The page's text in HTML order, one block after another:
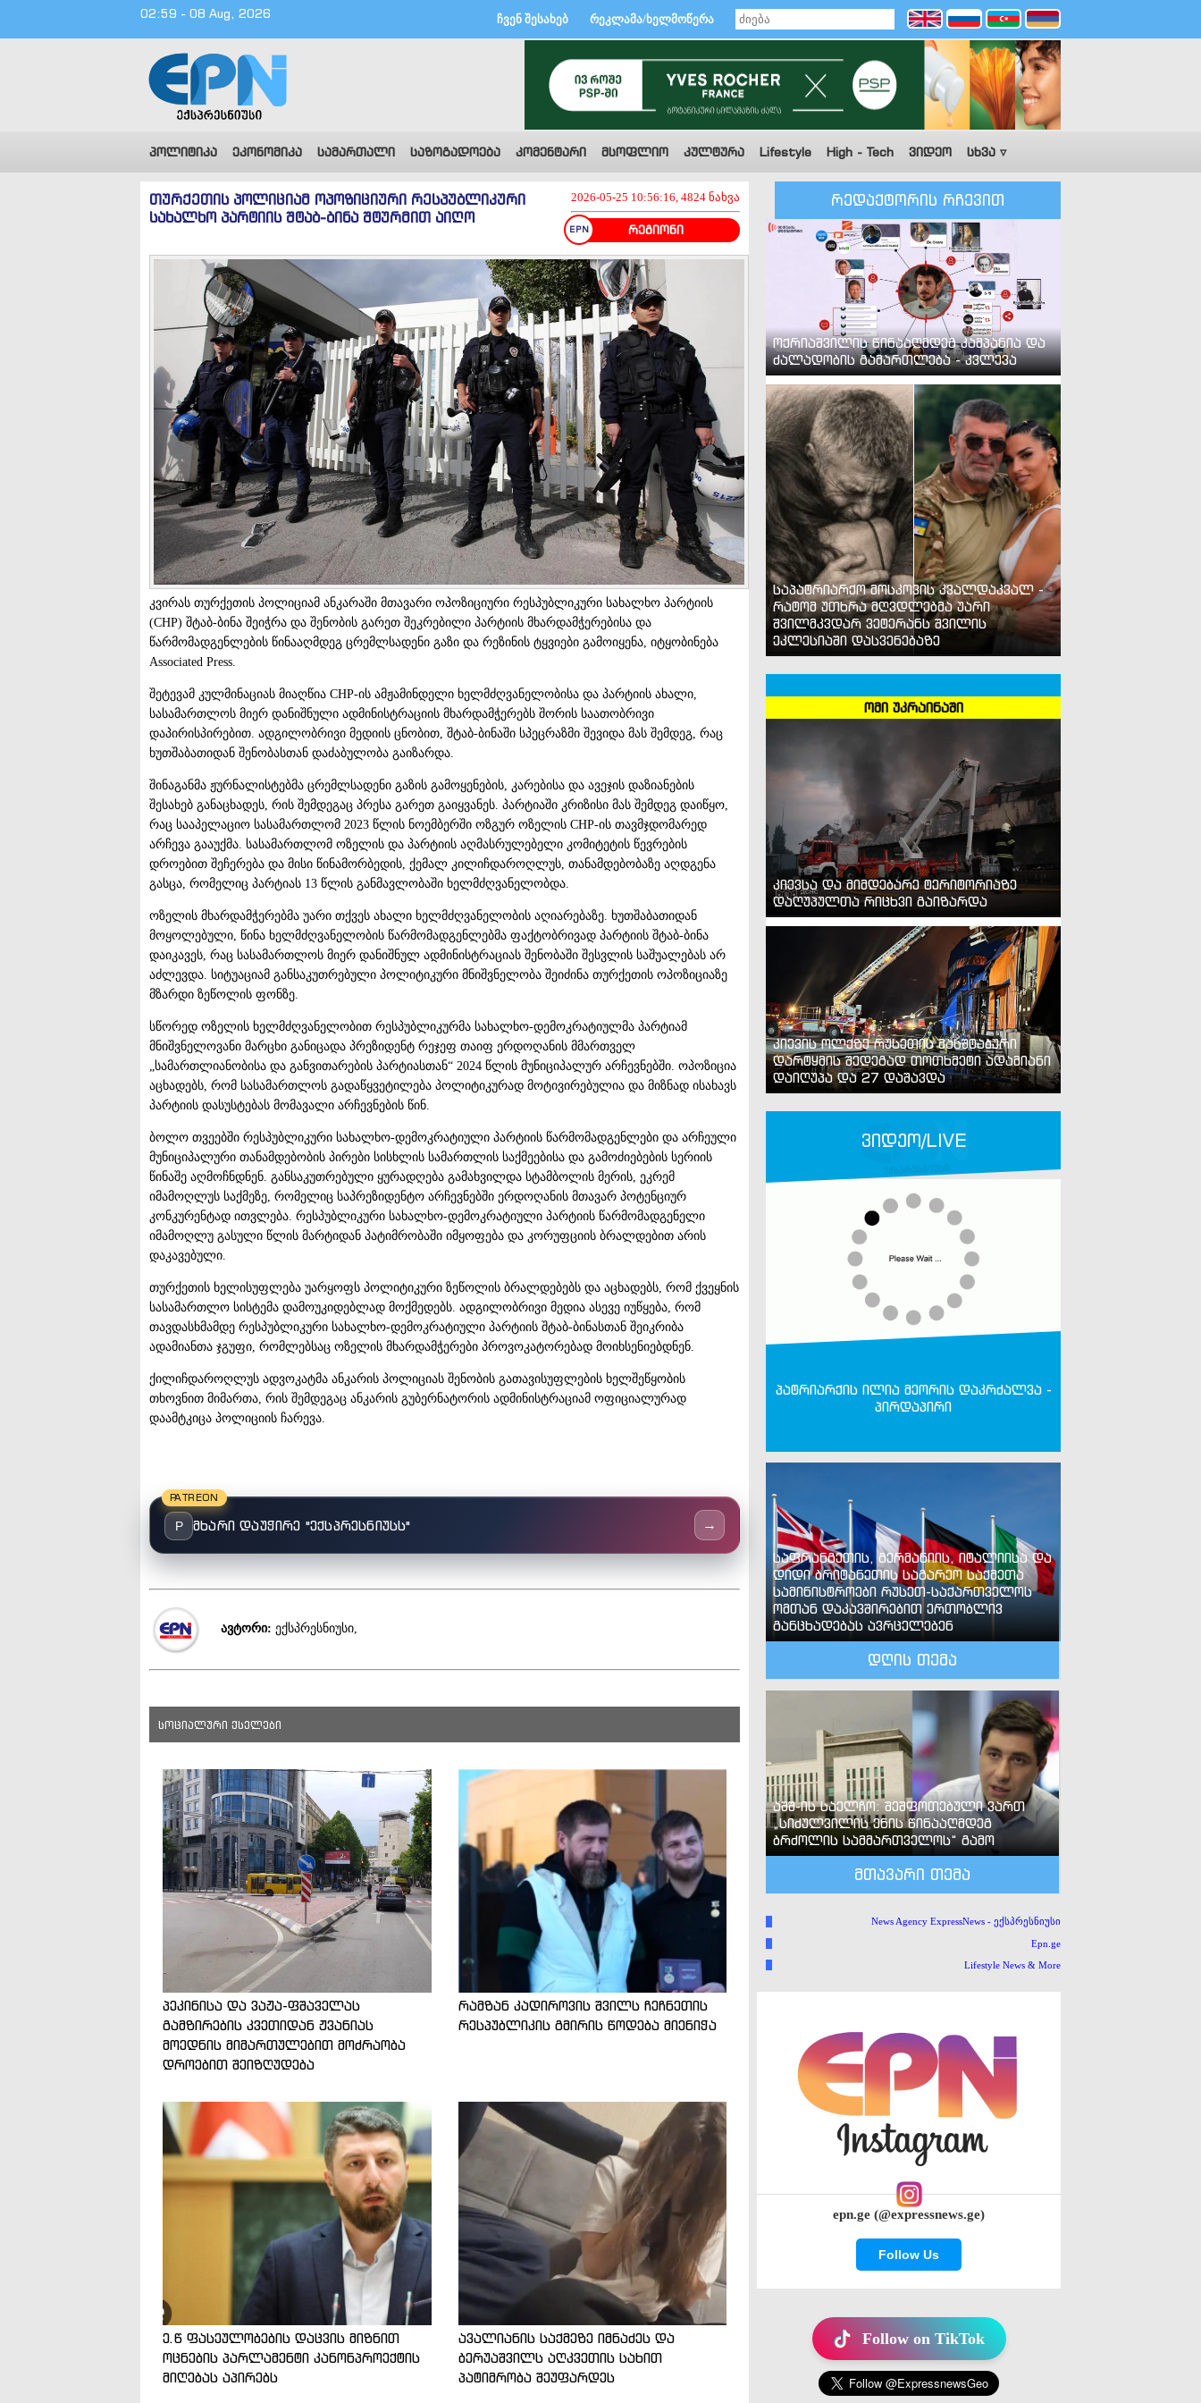
02:59 - 08 Aug, 2026 ჩვენ შესახებ რეკლამა/ხელმოწერა
პოლიტიკა ეკონომიკა სამართალი საზოგადოება კომენტარი მსოფლიო კულტურა Lifestyle High - Tech ვიდეო სხვა ▿
2026-05-25 10:56:16, 4824 ნახვა
რეგიონი
თურქეთის პოლიციამ ოპოზიციური რესპუბლიკური
სახალხო პარტიის შტაბ-ბინა შტურმით აიღო
კვირას თურქეთის პოლიციამ ანკარაში მთავარი ოპოზიციური რესპუბლიკური სახალხო პარტიის
(CHP) შტაბ-ბინა შეიჭრა და შენობის გარეთ შეკრებილი პარტიის მხარდამჭერებისა და
წარმომადგენლების წინააღმდეგ ცრემლსადენი გაზი და რეზინის ტყვიები გამოიყენა, იტყობინება
Associated Press.
შეტევამ კულმინაციას მიაღწია CHP-ის ამჟამინდელი ხელმძღვანელობისა და პარტიის ახალი,
სასამართლოს მიერ დანიშნული ადმინისტრაციის მხარდამჭერებს შორის საათობრივი
დაპირისპირებით. ადგილობრივი მედიის ცნობით, შტაბ-ბინაში სპეცრაზმი შევიდა მას შემდეგ, რაც
ხუთშაბათიდან შენობასთან დაძაბულობა გაიზარდა.
შინაგანმა ჟურნალისტებმა ცრემლსადენი გაზის გამოყენების, კარებისა და ავეჯის დაზიანების
შესახებ განაცხადეს, რის შემდეგაც პრესა გარეთ გაიყვანეს. პარტიაში კრიზისი მას შემდეგ დაიწყო,
რაც სააპელაციო სასამართლომ 2023 წლის ნოემბერში ოზგურ ოზელის CHP-ის თავმჯდომარედ
არჩევა გააუქმა. სასამართლომ ოზელის და პარტიის აღმასრულებელი კომიტეტის წევრების
დროებით შეჩერება და მისი წინამორბედის, ქემალ კილიჩდაროღლუს, თანამდებობაზე აღდგენა
გასცა, რომელიც პარტიას 13 წლის განმავლობაში ხელმძღვანელობდა.
ოზელის მხარდამჭერებმა უარი თქვეს ახალი ხელმძღვანელობის აღიარებაზე. ხუთშაბათიდან
მოყოლებული, წინა ხელმძღვანელობის წარმომადგენლებმა ფაქტობრივად პარტიის შტაბ-ბინა
დაიკავეს, რაც სასამართლოს მიერ დანიშნულ ადმინისტრაციას შენობაში შესვლის საშუალებას არ
აძლევდა. სიტუაციამ განსაკუთრებული პოლიტიკური მნიშვნელობა შეიძინა თურქეთის ოპოზიციაზე
მზარდი ზეწოლის ფონზე.
სწორედ ოზელის ხელმძღვანელობით რესპუბლიკურმა სახალხო-დემოკრატიულმა პარტიამ
მნიშვნელოვანი მარცხი განიცადა პრეზიდენტ რეჯეფ თაიფ ერდოღანის მმართველ
„სამართლიანობისა და განვითარების პარტიასთან“ 2024 წლის მუნიციპალურ არჩევნებში. ოპოზიცია
აცხადებს, რომ სასამართლოს გადაწყვეტილება პოლიტიკურად მოტივირებულია და მიზნად ისახავს
პარტიის დასუსტებას მომავალი არჩევნების წინ.
ბოლო თვეებში რესპუბლიკური სახალხო-დემოკრატიული პარტიის წარმომადგენლები და არჩეული
მუნიციპალური თანამდებობის პირები სისხლის სამართლის საქმეებისა და გამოძიებების სერიის
წინაშე აღმოჩნდნენ. განსაკუთრებული ყურადღება გამახვილდა სტამბოლის მერის, ეკრემ
იმამოღლუს საქმეზე, რომელიც საპრეზიდენტო არჩევნებში ერდოღანის მთავარ პოტენციურ
კონკურენტად ითვლება. რესპუბლიკური სახალხო-დემოკრატიული პარტიის წარმომადგენელი
იმამოღლუ გასული წლის მარტიდან პატიმრობაში იმყოფება და კორუფციის ბრალდებით არის
დაკავებული.
თურქეთის ხელისუფლება უარყოფს პოლიტიკური ზეწოლის ბრალდებებს და აცხადებს, რომ ქვეყნის
სასამართლო სისტემა დამოუკიდებლად მოქმედებს. ადგილობრივი მედია ასევე იუწყება, რომ
თავდასხმამდე რესპუბლიკური სახალხო-დემოკრატიული პარტიის შტაბ-ბინასთან შეიკრიბა
ადამიანთა ჯგუფი, რომლებსაც ოზელის მხარდამჭერები პროვოკატორებად მოიხსენიებდნენ.
ქილიჩდაროღლუს ადვოკატმა ანკარის პოლიციას შენობის გათავისუფლების ხელშეწყობის
თხოვნით მიმართა, რის შემდეგაც ანკარის გუბერნატორის ადმინისტრაციამ ოფიციალურად
დაამტკიცა პოლიციის ჩარევა.
PATREON
P მხარი დაუჭირე "ექსპრესნიუსს" →
ავტორი: ექსპრესნიუსი,
სოციალური ქსელები
პეკინისა და ვაჟა-ფშაველას
გამზირების კვეთიდან ჟვანიას
მოედნის მიმართულებით მოძრაობა
დროებით შეიზღუდება
რამზან კადიროვის შვილს ჩეჩნეთის
რესპუბლიკის გმირის წოდება მიენიჭა
ე.წ ფასეულობების დაცვის მიზნით
ოცნების პარლამენტი კანონპროექტის
მიღებას აპირებს
ავალიანის საქმეზე იმნაძეს და
ბერუაშვილს აღკვეთის სახით
პატიმრობა შეუფარდეს
რედაქტორის რჩევით
ოქრიაშვილის წინააღმდეგ კამპანია და
ძალადობის გამართლება - კვლევა
საპატრიარქო მოსკოვის კვალდაკვალ -
რატომ უთხრა მღვდლებმა უარი
შვილმკვდარ ვეტერანს შვილის
ეკლესიაში დასვენებაზე
ომი უკრაინაში
კიევსა და მიმდებარე ტერიტორიაზე
დაღუპულთა რიცხვი გაიზარდა
კიევის ოლქზე რუსეთის მასშტაბური
დარტყმის შედეგად თოთხმეტი ადამიანი
დაიღუპა და 27 დაშავდა
ვიდეო/LIVE
პატრიარქის ილია მეორის დაკრძალვა -
პირდაპირი
საფრანგეთის, გერმანიის, იტალიისა და
დიდი ბრიტანეთის საგარეო საქმეთა
სამინისტროები რუსეთ-საქართველოს
ომთან დაკავშირებით ერთობლივ
განცხადებას ავრცელებენ
დღის თემა
აშშ-ის საელჩო: შეშფოთებული ვართ
„სიძულვილის ენის წინააღმდეგ
ბრძოლის სამმართველოს“ გამო
მთავარი თემა
News Agency ExpressNews - ექსპრესნიუსი
Epn.ge
Lifestyle News & More
epn.ge (@expressnews.ge)
Follow Us
Follow on TikTok